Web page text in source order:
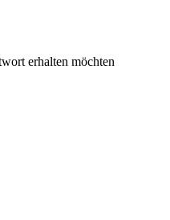
erhalten möchten